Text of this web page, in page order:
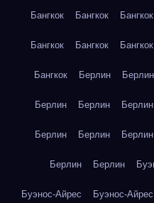
Бангкок Бангкок Бангкок
Бангкок Бангкок Бангкок
Бангкок Берлин Берлин
Берлин Берлин Берлин
Берлин Берлин Берлин
Берлин Берлин
Буэнос-Айрес Буэнос-Айрес